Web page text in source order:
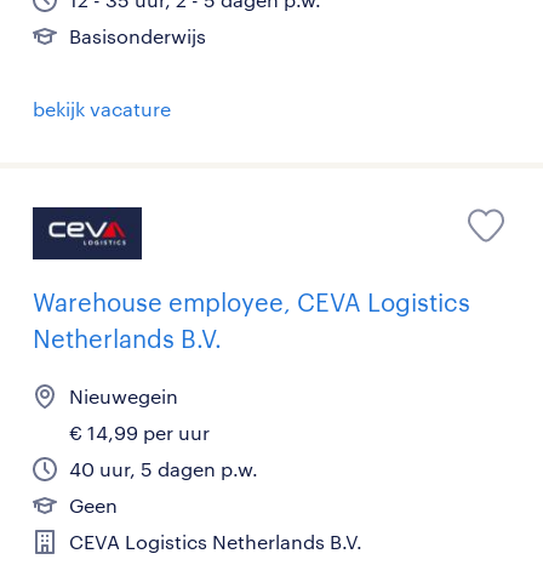
Basisonderwijs
bekijk vacature
Warehouse employee, CEVA Logistics
Netherlands B.V.
Nieuwegein
€ 14,99 per uur
40 uur, 5 dagen p.w.
Geen
CEVA Logistics Netherlands B.V.